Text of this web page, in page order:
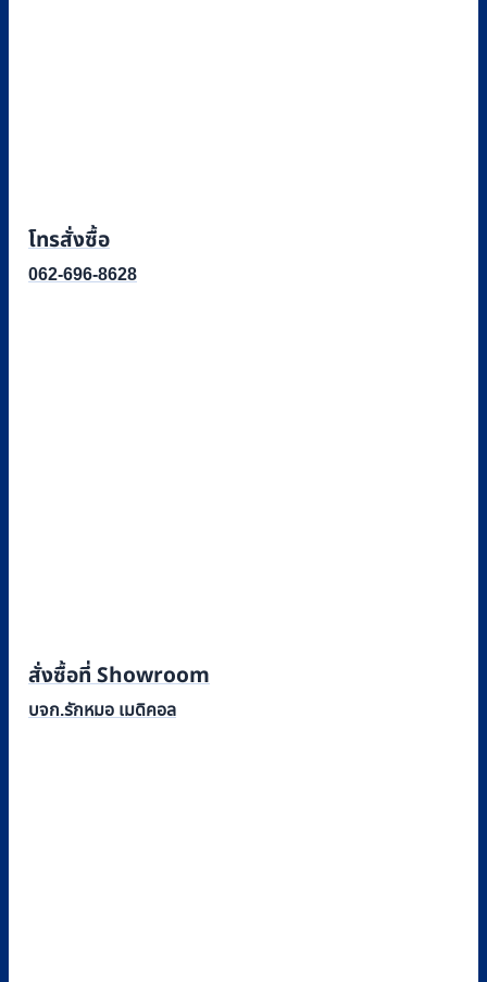
โทรสั่งซื้อ
062-696-8628
สั่งซื้อที่ Showroom
บจก.รักหมอ เมดิคอล